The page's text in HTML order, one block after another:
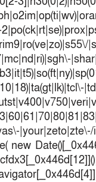
new